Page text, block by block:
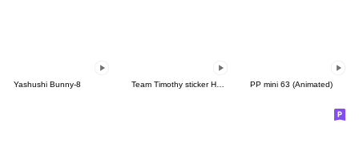
Yashushi Bunny-8 PP mini 63 (Animated)